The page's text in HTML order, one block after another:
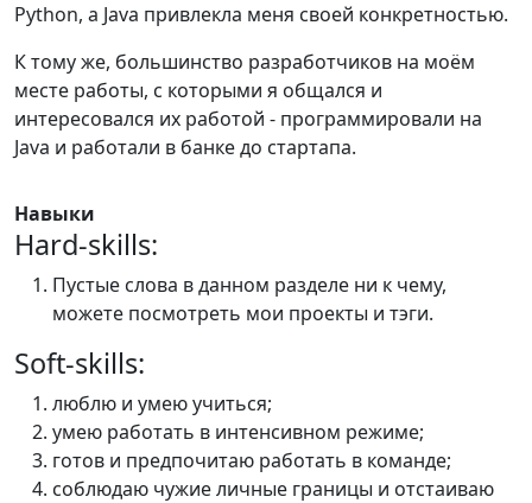
Python, а Java привлекла меня своей конкретностью.
К тому же, большинство разработчиков на моём
месте работы, с которыми я общался и
интересовался их работой - программировали на
Java и работали в банке до стартапа.
Навыки
Hard-skills:
Пустые слова в данном разделе ни к чему,
можете посмотреть мои проекты и тэги.
Soft-skills:
люблю и умею учиться;
умею работать в интенсивном режиме;
готов и предпочитаю работать в команде;
соблюдаю чужие личные границы и отстаиваю